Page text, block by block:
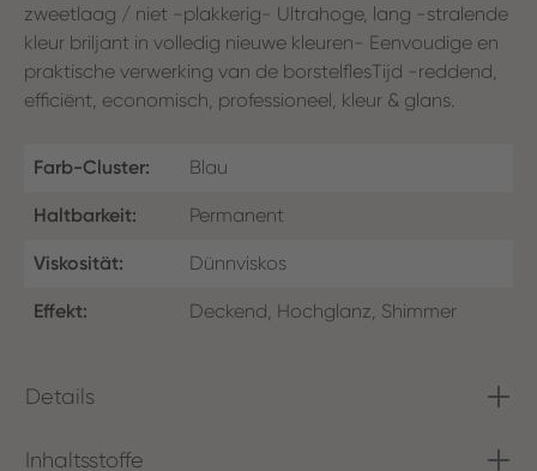
zweetlaag / niet -plakkerig- Ultrahoge, lang -stralende
kleur briljant in volledig nieuwe kleuren- Eenvoudige en
praktische verwerking van de borstelflesTijd -reddend,
efficiënt, economisch, professioneel, kleur & glans.
Farb-Cluster: Blau
Haltbarkeit: Permanent
Viskosität: Dünnviskos
Effekt: Deckend, Hochglanz, Shimmer
Details
Inhaltsstoffe